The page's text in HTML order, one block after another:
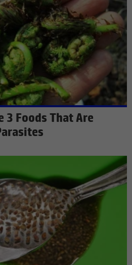
3 Foods That Are